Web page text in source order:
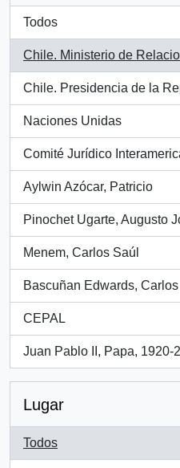
Todos
Chile. Ministerio de
, 268 resultados
Chile. Presidencia de la
, 17 resultados
Naciones Unidas
, 4 resultados
Comité Jurídico
, 2 resultados
Aylwin Azócar, Patricio
, 1 resultados
Pinochet Ugarte, Augusto
, 1 resultados
Menem, Carlos Saúl
, 1 resultados
Bascuñan Edwards, Carlos
, 1 resultados
CEPAL
, 1 resultados
Juan Pablo II, Papa, 1920-
, 1 resultados
Lugar
Todos